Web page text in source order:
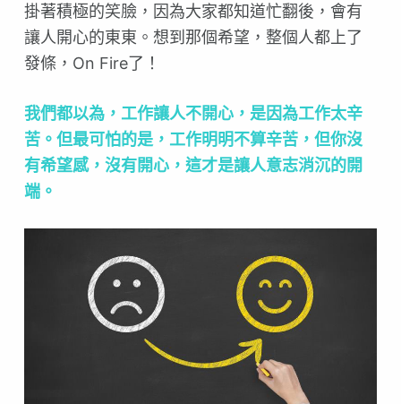
掛著積極的笑臉，因為大家都知道忙翻後，會有
讓人開心的東東。想到那個希望，整個人都上了
發條，On Fire了！
我們都以為，工作讓人不開心，是因為工作太辛
苦。但最可怕的是，工作明明不算辛苦，但你沒
有希望感，沒有開心，這才是讓人意志消沉的開
端。